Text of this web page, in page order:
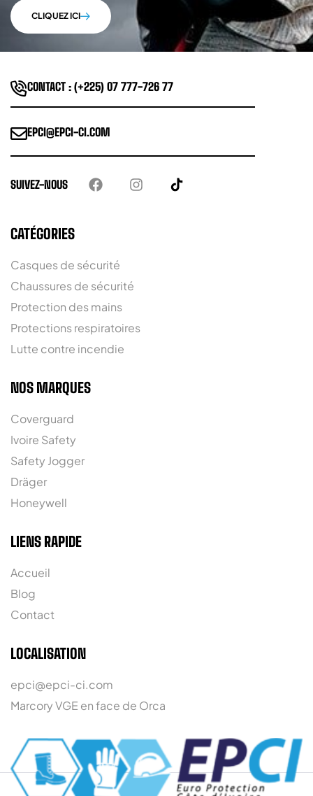
CLIQUEZ ICI
CONTACT : (+225) 07 777-726 77
EPCI@EPCI-CI.COM
SUIVEZ-NOUS
CATÉGORIES
Casques de sécurité
Chaussures de sécurité
Protection des mains
Protections respiratoires
Lutte contre incendie
NOS MARQUES
Coverguard
Ivoire Safety
Safety Jogger
Dräger
Honeywell
LIENS RAPIDE
Accueil
Blog
Contact
LOCALISATION
epci@epci-ci.com
Marcory VGE en face de Orca